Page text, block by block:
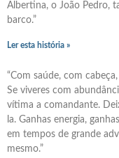
Albertina, o João Pedro,
barco.”
Ler esta história »
“Com saúde, com
Se viveres com
vítima a comandante.
la. Ganhas energia,
em tempos de grande
mesmo.”